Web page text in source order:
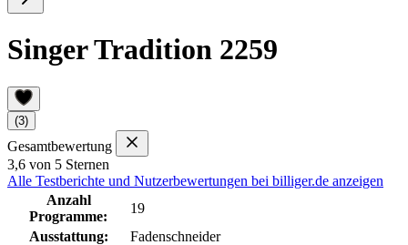
Singer Tradition 2259
(3)
Gesamtbewertung
3,6 von 5 Sternen
Alle Testberichte und Nutzerbewertungen bei billiger.de anzeigen
Anzahl
Programme:
19
Ausstattung:
Fadenschneider